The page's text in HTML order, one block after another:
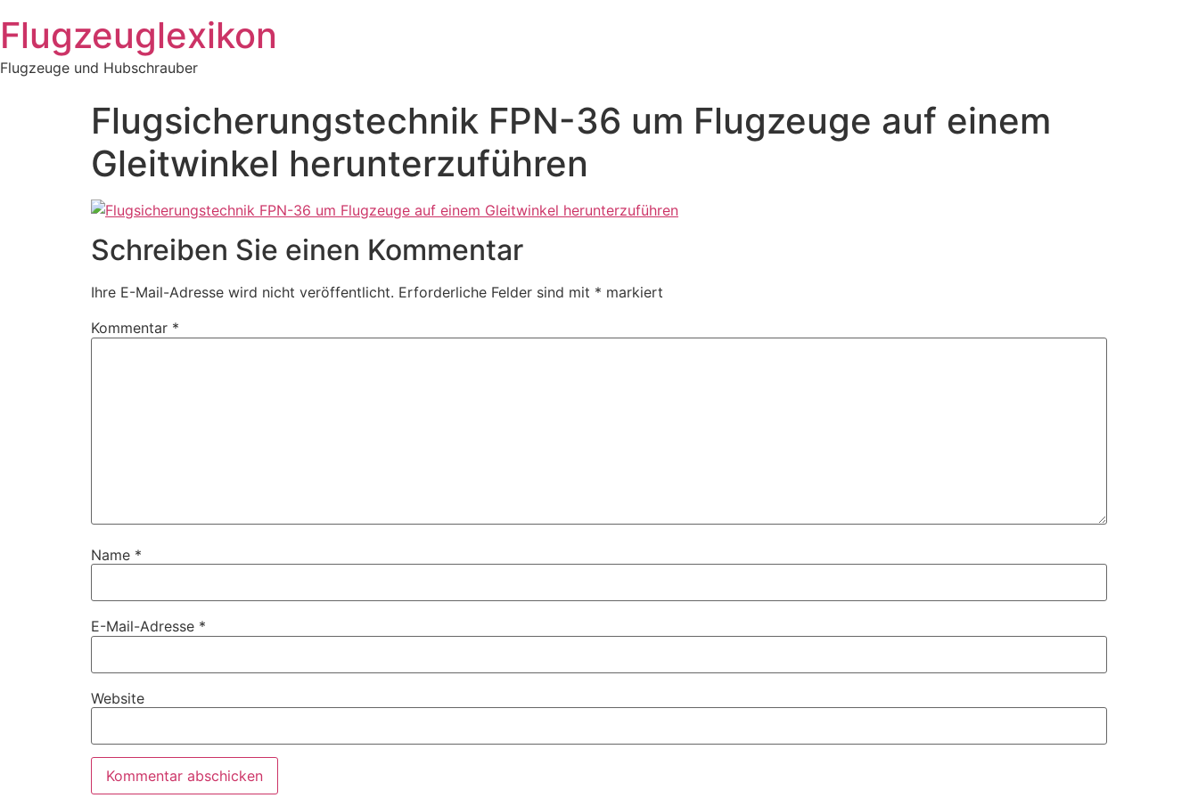
Inhalt
springen
Flugzeuglexikon
Flugzeuge und Hubschrauber
Flugsicherungstechnik FPN-36 um Flugzeuge auf einem
Gleitwinkel herunterzuführen
Schreiben Sie einen Kommentar
Ihre E-Mail-Adresse wird nicht veröffentlicht. Erforderliche Felder sind mit * markiert
Kommentar *
Name *
E-Mail-Adresse *
Website